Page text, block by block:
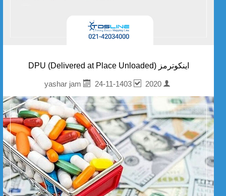
اینکوترمز DPU (Delivered at Place Unloaded)
yashar jam
24-11-1403 2020